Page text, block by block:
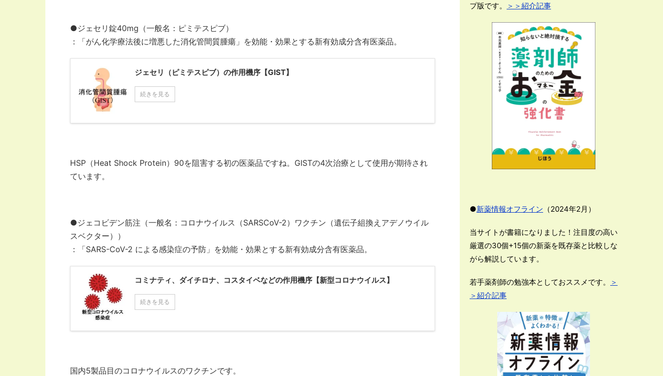
●ジェセリ錠40mg（一般名：ピミテスピブ）
：「がん化学療法後に増悪した消化管間質腫瘍」を効能・効果とする新有効成分含有医薬品。
ジェセリ（ピミテスピブ）の作用機序【GIST】
続きを見る
HSP（Heat Shock Protein）90を阻害する初の医薬品ですね。GISTの4次治療として使用が期待され
ています。
●ジェコビデン筋注（一般名：コロナウイルス（SARSCoV-2）ワクチン（遺伝子組換えアデノウイル
スベクター））
：「SARS-CoV-2 による感染症の予防」を効能・効果とする新有効成分含有医薬品。
コミナティ、ダイチロナ、コスタイベなどの作用機序【新型コロナウイルス】
続きを見る
国内5製品目のコロナウイルスのワクチンです。
プ版です。
＞＞紹介記事
●新薬情報オフライン （2024年2月）
当サイトが書籍になりました！注目度の高い
厳選の30個+15個の新薬を既存薬と比較しな
がら解説しています。
若手薬剤師の勉強本としておススメです。
＞
＞紹介記事